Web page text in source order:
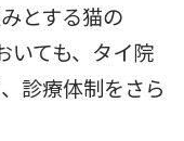
とする猫の
いても、タイ院
診療体制をさら